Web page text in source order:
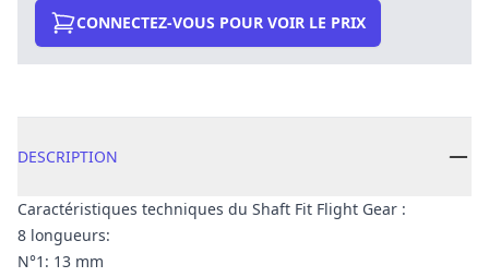
CONNECTEZ-VOUS POUR VOIR LE PRIX
DESCRIPTION
Caractéristiques techniques du Shaft Fit Flight Gear :
8 longueurs:
N°1: 13 mm